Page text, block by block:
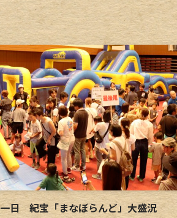
日 紀宝「まなぼらんど」大盛況